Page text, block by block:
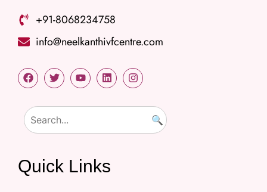
+91-8068234758
info@neelkanthivfcentre.com
🔍
Quick Links